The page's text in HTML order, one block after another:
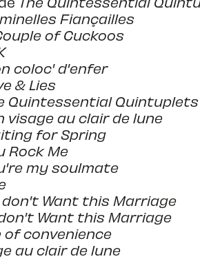
Fiançailles
of Cuckoos
coloc' d'enfer
& Lies
Quintessential Quintuplets
visage au clair de lune
for Spring
Rock Me
my soulmate
don't Want this Marriage
Want this Marriage
of convenience
au clair de lune